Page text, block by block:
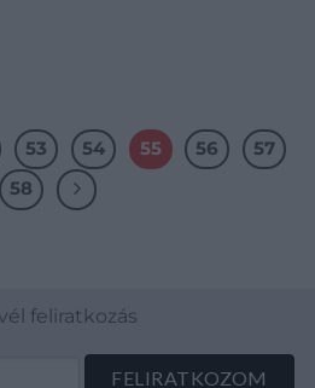
53 54 55 56
57
58
feliratkozás